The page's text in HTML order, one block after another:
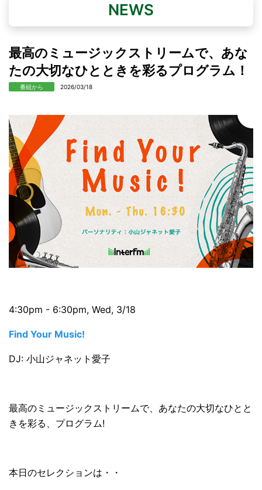
NEWS
最高のミュージックストリームで、あな
たの大切なひとときを彩るプログラム！
番組から 2026/03/18
4:30pm - 6:30pm, Wed, 3/18
Find Your Music!
DJ: 小山ジャネット愛子
最高のミュージックストリームで、あなたの大切なひとと
きを彩る、プログラム!
本日のセレクションは・・